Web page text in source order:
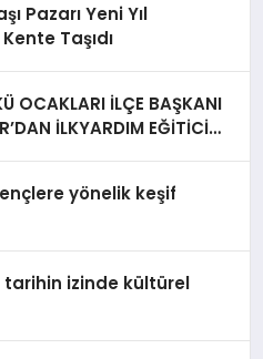
Pazarı Yeni Yıl
Taşıdı
OCAKLARI İLÇE BAŞKANI
İLKYARDIM EĞİTİCİ
yönelik keşif
tarihin izinde kültürel